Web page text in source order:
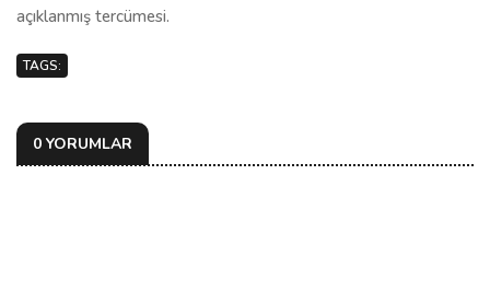
açıklanmış tercümesi.
TAGS:
0 YORUMLAR